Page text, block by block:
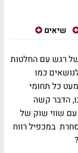
שיאים
רגש עם החלטות
כמו
כל תחומי
הדבר קשה
שווי שוק של
במכפיל רווח